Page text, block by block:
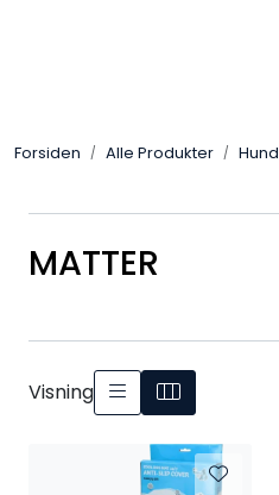
Forsiden Alle Produkter Hund
MATTER
Visning
Leverandører